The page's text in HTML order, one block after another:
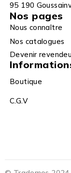
95 190
Nos pages
Nous connaître
Nos catalogues
Devenir
Boutique
C.G.V